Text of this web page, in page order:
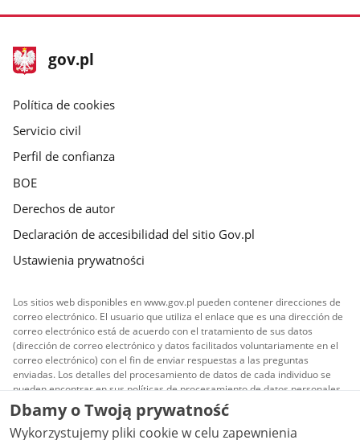
stopka
gov.pl
Página
gov.pl
gov.pl
Política de cookies
Servicio civil
Perfil de confianza
BOE
Derechos de autor
Declaración de accesibilidad del sitio Gov.pl
Ustawienia prywatności
Los sitios web disponibles en www.gov.pl pueden contener direcciones de
correo electrónico. El usuario que utiliza el enlace que es una dirección de
correo electrónico está de acuerdo con el tratamiento de sus datos
(dirección de correo electrónico y datos facilitados voluntariamente en el
correo electrónico) con el fin de enviar respuestas a las preguntas
enviadas. Los detalles del procesamiento de datos de cada individuo se
pueden encontrar en sus políticas de procesamiento de datos personales.
Todo el contenido publicado en el sitio es licenciado
Creative Commons Reconocimiento 3.0 Polonia
Dbamy o Twoją prywatność
Wykorzystujemy pliki cookie w celu zapewnienia